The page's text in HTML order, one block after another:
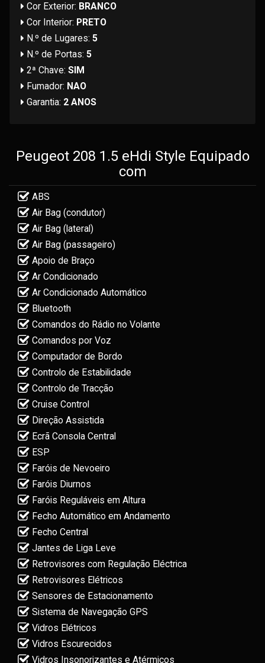
Cor Exterior: BRANCO
Cor Interior: PRETO
N.º de Lugares: 5
N.º de Portas: 5
2ª Chave: SIM
Fumador: NAO
Garantia: 2 ANOS
Peugeot 208 1.5 eHdi Style Equipado
com
ABS
Air Bag (condutor)
Air Bag (lateral)
Air Bag (passageiro)
Apoio de Braço
Ar Condicionado
Ar Condicionado Automático
Bluetooth
Comandos do Rádio no Volante
Comandos por Voz
Computador de Bordo
Controlo de Estabilidade
Controlo de Tracção
Cruise Control
Direção Assistida
Ecrã Consola Central
ESP
Faróis de Nevoeiro
Faróis Diurnos
Faróis Reguláveis em Altura
Fecho Automático em Andamento
Fecho Central
Jantes de Liga Leve
Retrovisores com Regulação Eléctrica
Retrovisores Elétricos
Sensores de Estacionamento
Sistema de Navegação GPS
Vidros Elétricos
Vidros Escurecidos
Vidros Insonorizantes e Atérmicos